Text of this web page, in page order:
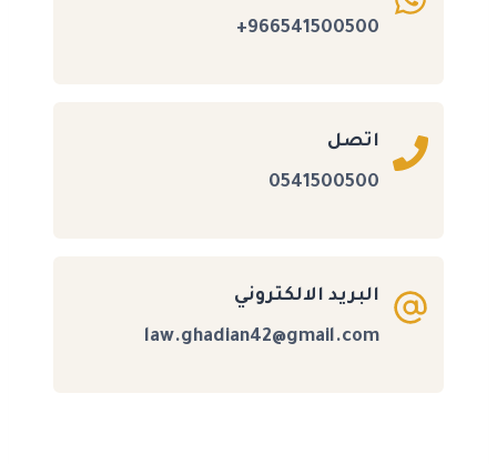
966541500500+
اتصل
0541500500
البريد الالكتروني
law.ghadian42@gmail.com